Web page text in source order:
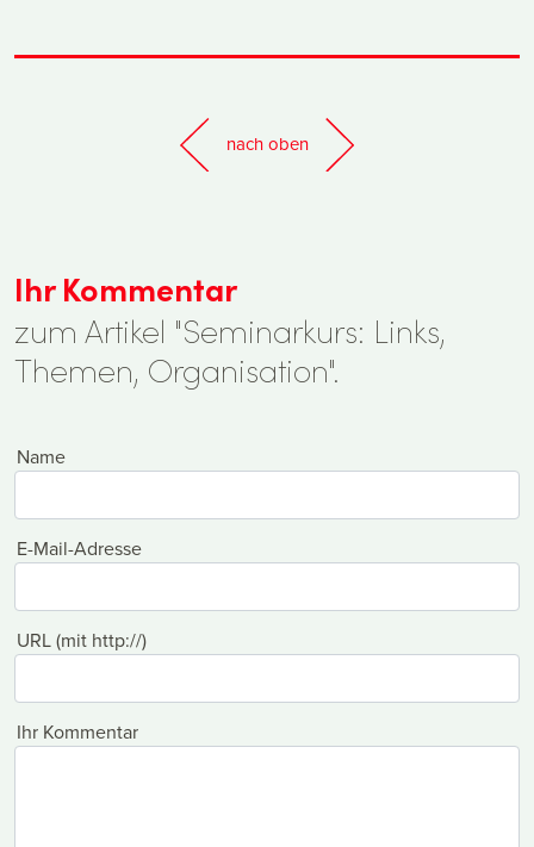
nach oben
Ihr Kommentar
zum Artikel "Seminarkurs: Links,
Themen, Organisation".
Name
E-Mail-Adresse
URL (mit http://)
Ihr Kommentar